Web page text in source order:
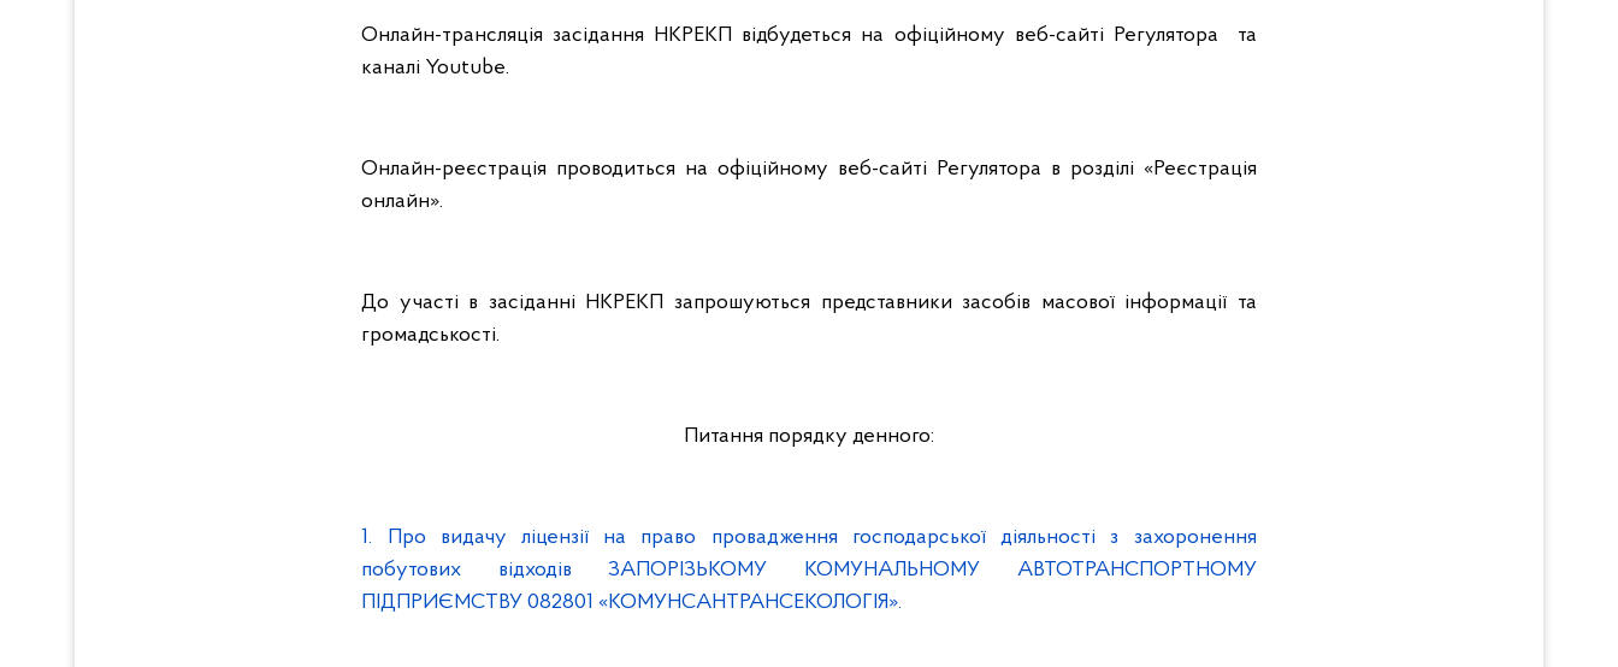
Онлайн-трансляція засідання НКРЕКП відбудеться на офіційному веб-сайті Регулятора та
каналі Youtube.
Онлайн-реєстрація проводиться на офіційному веб-сайті Регулятора в розділі «Реєстрація
онлайн».
До участі в засіданні НКРЕКП запрошуються представники засобів масової інформації та
громадськості.
Питання порядку денного:
1. Про видачу ліцензії на право провадження господарської діяльності з захоронення
побутових відходів ЗАПОРІЗЬКОМУ КОМУНАЛЬНОМУ АВТОТРАНСПОРТНОМУ
ПІДПРИЄМСТВУ 082801 «КОМУНСАНТРАНСЕКОЛОГІЯ».